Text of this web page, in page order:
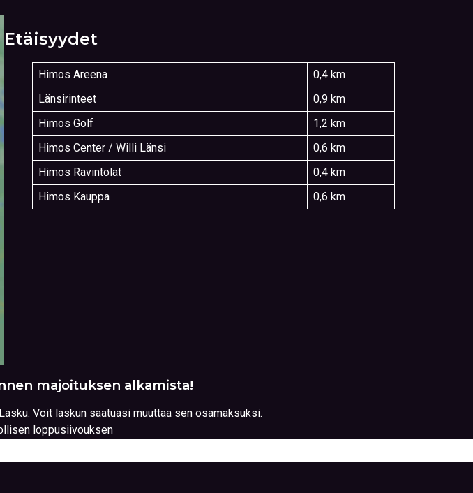
Etäisyydet
Himos Areena
0,4 km
Länsirinteet
0,9 km
Himos Golf
1,2 km
Himos Center / Willi Länsi
0,6 km
Himos Ravintolat
0,4 km
Himos Kauppa
0,6 km
majoituksen alkamista!
Voit laskun saatuasi muuttaa sen osamaksuksi.
loppusiivouksen